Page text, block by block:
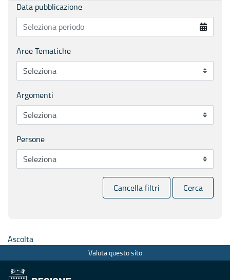
Data pubblicazione
Aree Tematiche
Argomenti
Persone
Cancella filtri Cerca
Ascolta
Valuta questo sito